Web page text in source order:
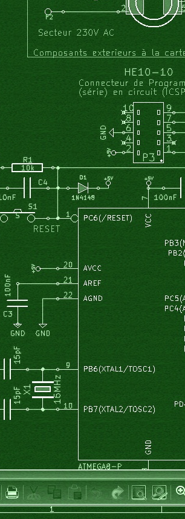
Je possédais depuis plusieurs années d'un
2MHz analogique du commerce (DF1641A)
digital à DDS AD9850 (résolution 1Hz) piloté...
Cet article fait suite à celui décrivant un
sinus basé sur ce même circuit DDS AD9850. ...
(Contrôleur) pour moteur BRUSHLESS avec un ...
J'ai longuement décrit et expliqué ici
basé sur un PIC16F628. Suite à cette
POUR LAVE LINGE basé sur un ATmega32 -
201215 mai 2012: J'ai acheté en 2008 un lave
électronique à grillé au bout de 10
cas? moi ...
relier électriquement une SD card à un ATmega
2012
Les uC ATmega d'AVR disposent d'une
Interface) tout comme les cartes mémoires
de nourriture pour petits animaux de comp...
2008Ce distributeur me permet de m'absenter un
mon lapin nain seul à la maison. Quatre
(gr...
des AVR ATmega en langage C sous Linux
2007Depuis quelque temps une famille de
en puissance et surtout voit son prix baisser et
approvis...
NUMERIQUEbasé sur un ATmega8
2005Je vous ai déjà parlé ici de ces puissants
que sont les AVR ATMEGA8-16. Voici ma